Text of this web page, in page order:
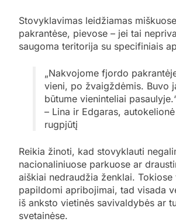
Stovyklavimas leidžiamas
pakrantėse, pievose – jei tai
saugoma teritorija su specifiniais
„Nakvojome fjordo
vieni, po žvaigždėmis. Buvo
būtume vieninteliai
– Lina ir Edgaras,
rugpjūtį
Reikia žinoti, kad stovyklauti
nacionaliniuose parkuose ar
aiškiai nedraudžia ženklai.
papildomi apribojimai, tad visada
iš anksto vietinės savivaldybės ar
svetainėse.